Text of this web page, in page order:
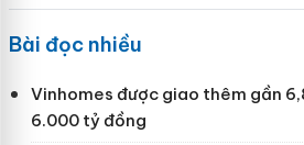
Bài đọc nhiều
Vinhomes được giao thêm gần
6.000 tỷ đồng